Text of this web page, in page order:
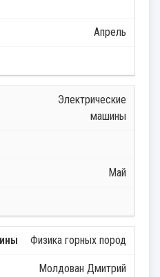
Апрель
Электрические
машины
Май
Физика горных пород
Молдован Дмитрий